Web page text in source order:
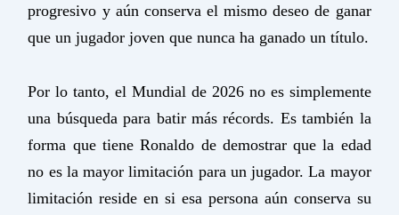
progresivo y aún conserva el mismo deseo de ganar
que un jugador joven que nunca ha ganado un título.
Por lo tanto, el Mundial de 2026 no es simplemente
una búsqueda para batir más récords. Es también la
forma que tiene Ronaldo de demostrar que la edad
no es la mayor limitación para un jugador. La mayor
limitación reside en si esa persona aún conserva su